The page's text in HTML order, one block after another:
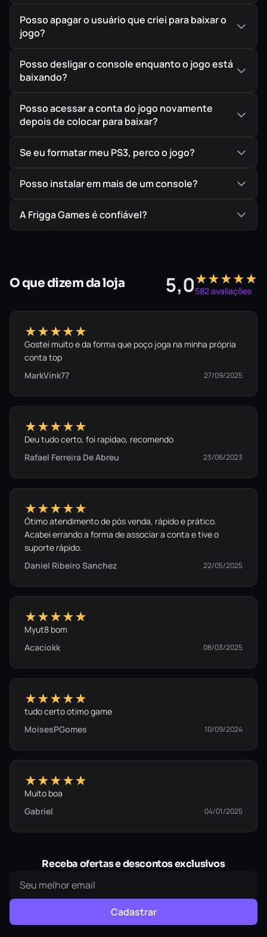
Posso apagar o usuário que criei para baixar o
jogo?
Posso desligar o console enquanto o jogo está
baixando?
Posso acessar a conta do jogo novamente
depois de colocar para baixar?
Se eu formatar meu PS3, perco o jogo?
Posso instalar em mais de um console?
A Frigga Games é confiável?
O que dizem da loja 5,0★★★★★
582 avaliações
★★★★★
Gostei muito e da forma que poço joga na minha própria
conta top
MarkVink77
27/09/2025
★★★★★
Deu tudo certo, foi rapidao, recomendo
Rafael Ferreira De Abreu
23/06/2023
★★★★★
Ótimo atendimento de pós venda, rápido e prático.
Acabei errando a forma de associar a conta e tive o
suporte rápido.
Daniel Ribeiro Sanchez
22/05/2025
★★★★★
Myut8 bom
Acaciokk
08/03/2025
★★★★★
tudo certo otimo game
MoisesPGomes
10/09/2024
★★★★★
Muito boa
Gabriel
04/01/2025
Receba ofertas e descontos exclusivos
Cadastrar